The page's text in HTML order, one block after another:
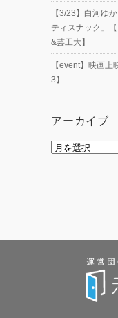
【3/23】白河ゆ
ティスナック」
&芸工大】
【event】映画
3】
アーカイブ
ア